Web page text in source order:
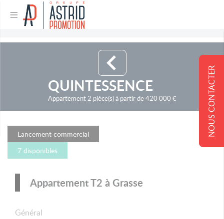
NOUS CONTACTER
QUINTESSENCE
Appartement 2 pièce(s) à partir de 420 000 €
Lancement commercial
7 disponibles
Appartement T2 à Grasse
Général